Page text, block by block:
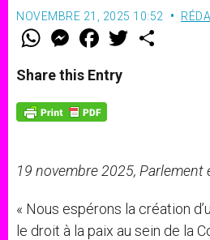
NOVEMBRE 21, 2025 10:52
W
t
s
p
p
M
e
s
e
g
e
F
a
e
b
o
k
w
Share this Entry
19 novembre 2025, Parlement
« Nous espérons la création
le droit à la paix au sein de la